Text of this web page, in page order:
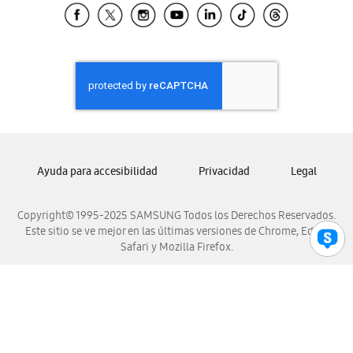
Samsung El Salvador
Samsung Honduras
Samsung Nicaragua
Samsung Panamá
Samsung Venezuela
Copyright© 1995-2025 SAMSUNG Todos los Derechos Reservados.
Este sitio se ve mejor en las últimas versiones de Chrome, Edge,
Safari y Mozilla Firefox.
Ayuda para accesibilidad Privacidad Legal